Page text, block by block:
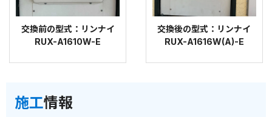
交換前の型式：リンナイ
RUX-A1610W-E
交換後の型式：リンナイ
RUX-A1616W(A)-E
施工情報